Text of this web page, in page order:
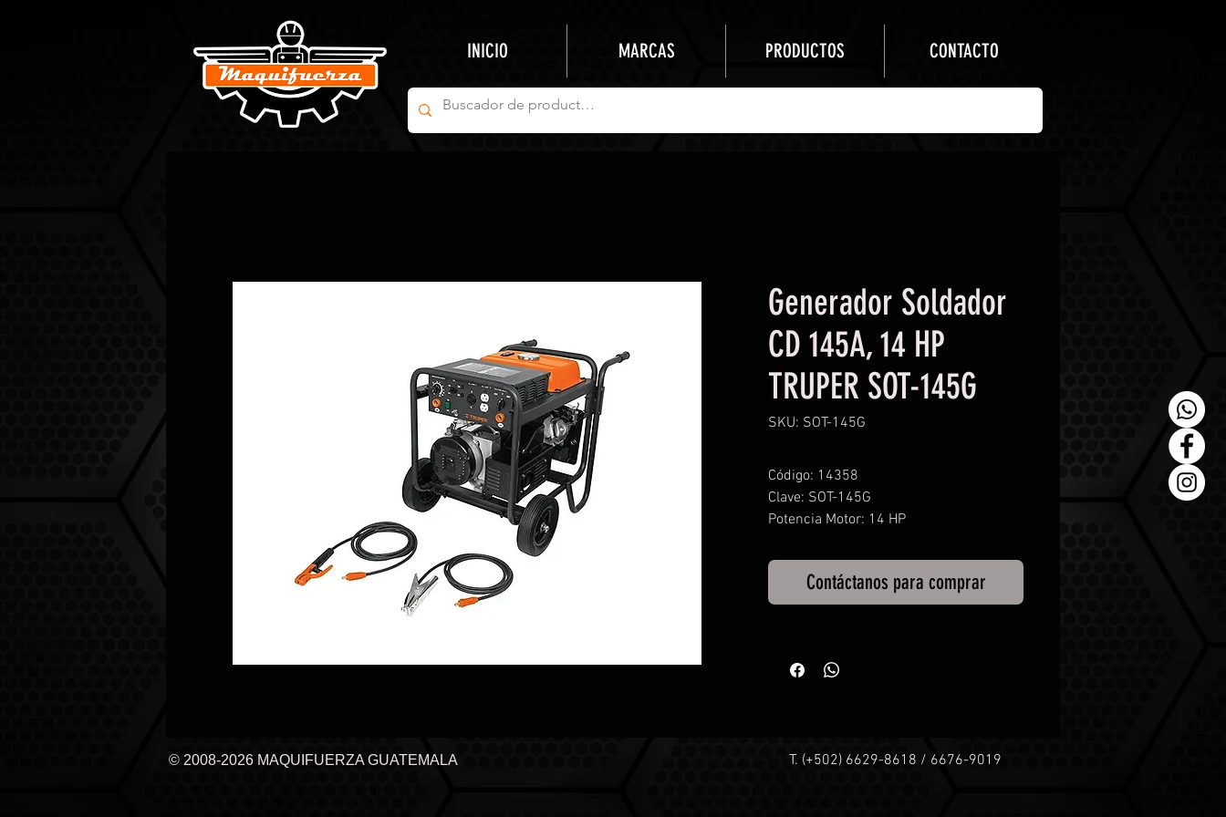
INICIO MARCAS PRODUCTOS CONTACTO
Generador Soldador
CD 145A, 14 HP
TRUPER SOT-145G
SKU: SOT-145G
Código: 14358
Clave: SOT-145G
Potencia Motor: 14 HP
Contáctanos para comprar
© 2008-2026 MAQUIFUERZA GUATEMALA T. (+502) 6629-8618 / 6676-9019